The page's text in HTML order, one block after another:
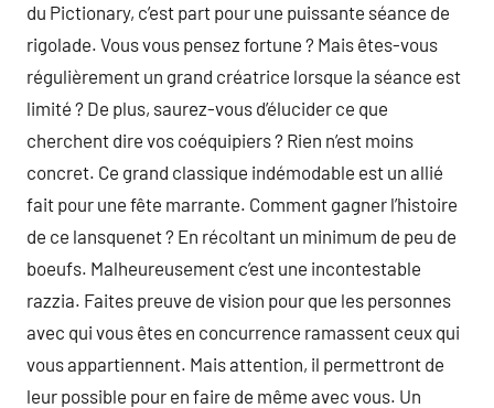
du Pictionary, c’est part pour une puissante séance de
rigolade. Vous vous pensez fortune ? Mais êtes-vous
régulièrement un grand créatrice lorsque la séance est
limité ? De plus, saurez-vous d’élucider ce que
cherchent dire vos coéquipiers ? Rien n’est moins
concret. Ce grand classique indémodable est un allié
fait pour une fête marrante. Comment gagner l’histoire
de ce lansquenet ? En récoltant un minimum de peu de
boeufs. Malheureusement c’est une incontestable
razzia. Faites preuve de vision pour que les personnes
avec qui vous êtes en concurrence ramassent ceux qui
vous appartiennent. Mais attention, il permettront de
leur possible pour en faire de même avec vous. Un